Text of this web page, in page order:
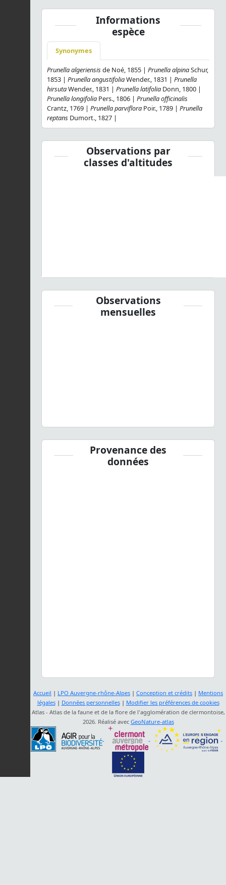
Informations
espèce
Synonymes
Prunella algeriensis de Noé, 1855 | Prunella alpinaSchur,
1853 | Prunella angustifoliaWender., 1831 | Prunella
hirsutaWender., 1831 | Prunella latifolia Donn, 1800 |
Prunella longifolia Pers., 1806 | Prunella officinalis
Crantz, 1769 | Prunella parviflora Poir., 1789 | Prunella
reptans Dumort., 1827 |
Observations par
classes d'altitudes
Observations
mensuelles
Provenance des
données
Accueil | LPO Auvergne-rhône-Alpes | Conception et crédits | Mentions
légales| Données personnelles| Modifier les préférences de cookies
Atlas - Atlas de la faune et de la flore de l'agglomération de clermontoise,
2026. Réalisé avec GeoNature-atlas